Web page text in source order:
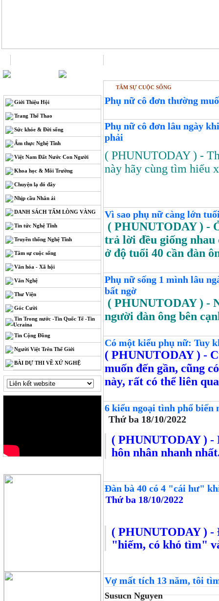
Giới Thiệu Hội
Trang Thể Thao
Sức khỏe & Đời sống
Ẩm thực Nghệ Tĩnh
Việt Nam Đất Nước Con Người
Khoa học & Môi Trường
Chuyện lạ đó đây
Nhịp cầu Nhân ái
DANH SÁCH TẤM LÒNG VÀNG
Tin tức Nghệ Tĩnh
Truyền thống Nghệ Tĩnh
Tâm sự cuộc sống
Văn hóa - Xã hội
Văn Nghệ
Thư Viện
Góc Cười
Tin Trong nước -Tin Quốc Tế -Tin
Ucraina
Tin Cộng Đồng
Người Việt Trên Thế Giới
BÀI DỰ THI VỀ XỨ NGHỆ
TÂM SỰ CUỘC SỐNG
Phụ nữ cô đơn thường
Phụ nữ cô đơn lâu ngày
phải
( PHUNUTODAY ) -
này hãy cùng tìm hiểu
Vì sao phụ nữ càng lớn
( PHUNUTODAY ) -
trả lời đều giống nhau
ở độ tuổi 40 cần đàn
Phụ nữ sống 1 mình lâu
bất ngờ
( PHUNUTODAY ) -
người đàn ông bên
Có một kiểu phụ nữ: Tuy
( PHUNUTODAY ) -
muốn đến gần, cũng
này, rất có thể liên
6 kiểu ngoại tình phổ biến
Thứ ba 18/10/2022
( PHUNUTODAY ) -
hôn nhân nhanh
Đàn bà 40 có 4 "cái hư"
Thứ ba 18/10/2022
( PHUNUTODAY ) -
"hiếm, có khó tìm"
Vợ mất tích 13 năm, tôi
Susucn Nguyen